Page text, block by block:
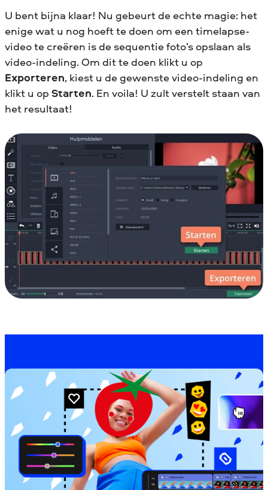
U bent bijna klaar! Nu gebeurt de echte magie: het
enige wat u nog hoeft te doen om een timelapse-
video te creëren is de sequentie foto’s opslaan als
video-indeling. Om dit te doen klikt u op
Exporteren, kiest u de gewenste video-indeling en
klikt u op Starten. En voila! U zult verstelt staan van
het resultaat!